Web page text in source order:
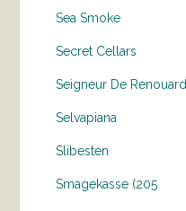
Sea Smoke
Secret Cellars
Seigneur De Renouard
Selvapiana
Slibesten
Smagekasse (205